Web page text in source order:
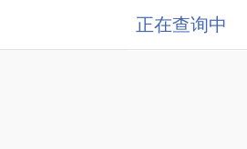
正在查询中